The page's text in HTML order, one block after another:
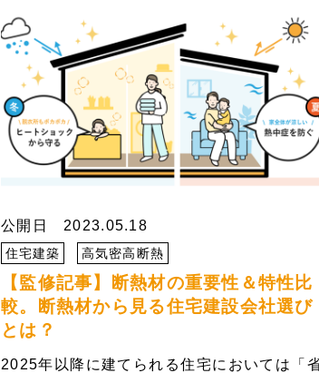
公開日 2023.05.18
住宅建築 高気密高断熱
【監修記事】断熱材の重要性＆特性比
較。断熱材から見る住宅建設会社選び
とは？
2025年以降に建てられる住宅においては「